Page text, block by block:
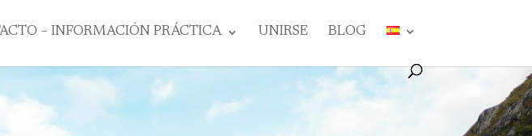
– INFORMACIÓN PRÁCTICA UNIRSE BLOG